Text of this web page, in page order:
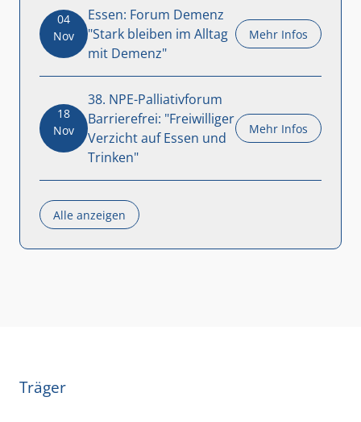
04
Nov
Essen: Forum Demenz
"Stark bleiben im Alltag
mit Demenz"
Mehr Infos
18
Nov
38. NPE-Palliativforum
Barrierefrei: "Freiwilliger
Verzicht auf Essen und
Trinken"
Mehr Infos
Alle anzeigen
Träger